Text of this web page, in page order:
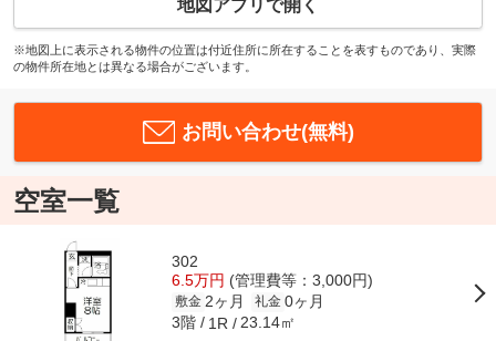
地図アプリで開く
※地図上に表示される物件の位置は付近住所に所在することを表すものであり、実際
の物件所在地とは異なる場合がございます。
お問い合わせ(無料)
空室一覧
302
6.5万円 (管理費等：3,000円)
敷金 2ヶ月 礼金 0ヶ月
3階 1R 23.14㎡